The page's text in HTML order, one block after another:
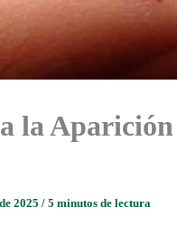
la
2025 / 5 minutos de lectura